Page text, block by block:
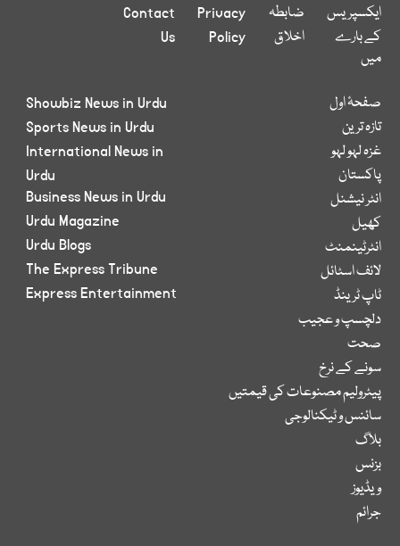
ایکسپریس
کے بارے
میں
ضابطہ
اخلاق
Privacy
Policy
Contact
Us
صفحۂ اول
تازہ ترین
غزہ لہو لہو
پاکستان
انٹر نیشنل
کھیل
انٹرٹینمنٹ
لائف اسٹائل
ٹاپ ٹرینڈ
دلچسپ و عجیب
صحت
سونے کے نرخ
پیٹرولیم مصنوعات کی قیمتیں
سائنس و ٹیکنالوجی
بلاگ
بزنس
ویڈیوز
جرائم
Showbiz News in Urdu
Sports News in Urdu
International News in
Urdu
Business News in Urdu
Urdu Magazine
Urdu Blogs
The Express Tribune
Express Entertainment